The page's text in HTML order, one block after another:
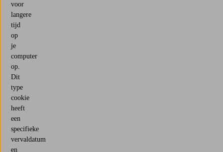
voor
langere
tijd
op
je
computer
op.
Dit
type
cookie
heeft
een
specifieke
vervaldatum
en